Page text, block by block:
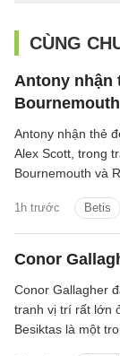
CÙNG
Antony nhận
Bournemouth
1h trước Betis
Antony nhận thẻ
Alex Scott, trong
Bournemouth và
Conor
Conor Gallagher
tranh vị trí rất lớn
Besiktas là một